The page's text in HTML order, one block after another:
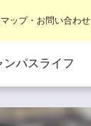
ップ・お問い合わせ
ンパスライフ